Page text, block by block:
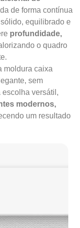
de forma contínua
equilibrado e
profundidade,
o quadro
moldura caixa
sem
escolha versátil,
modernos,
um resultado